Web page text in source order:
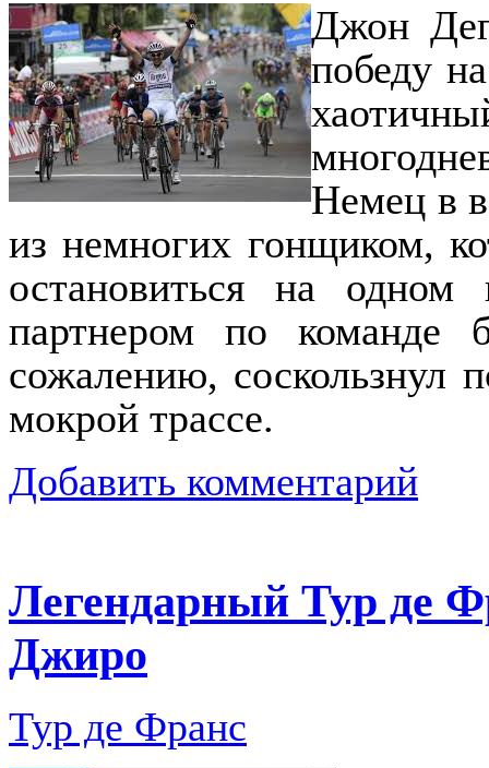
Джон
победу
Немец в
из немногих гонщиком,
остановиться на
партнером по команде
сожалению, соскользнул
мокрой трассе.
Добавить комментарий
Легендарный Тур де
Джиро
Тур де Франс